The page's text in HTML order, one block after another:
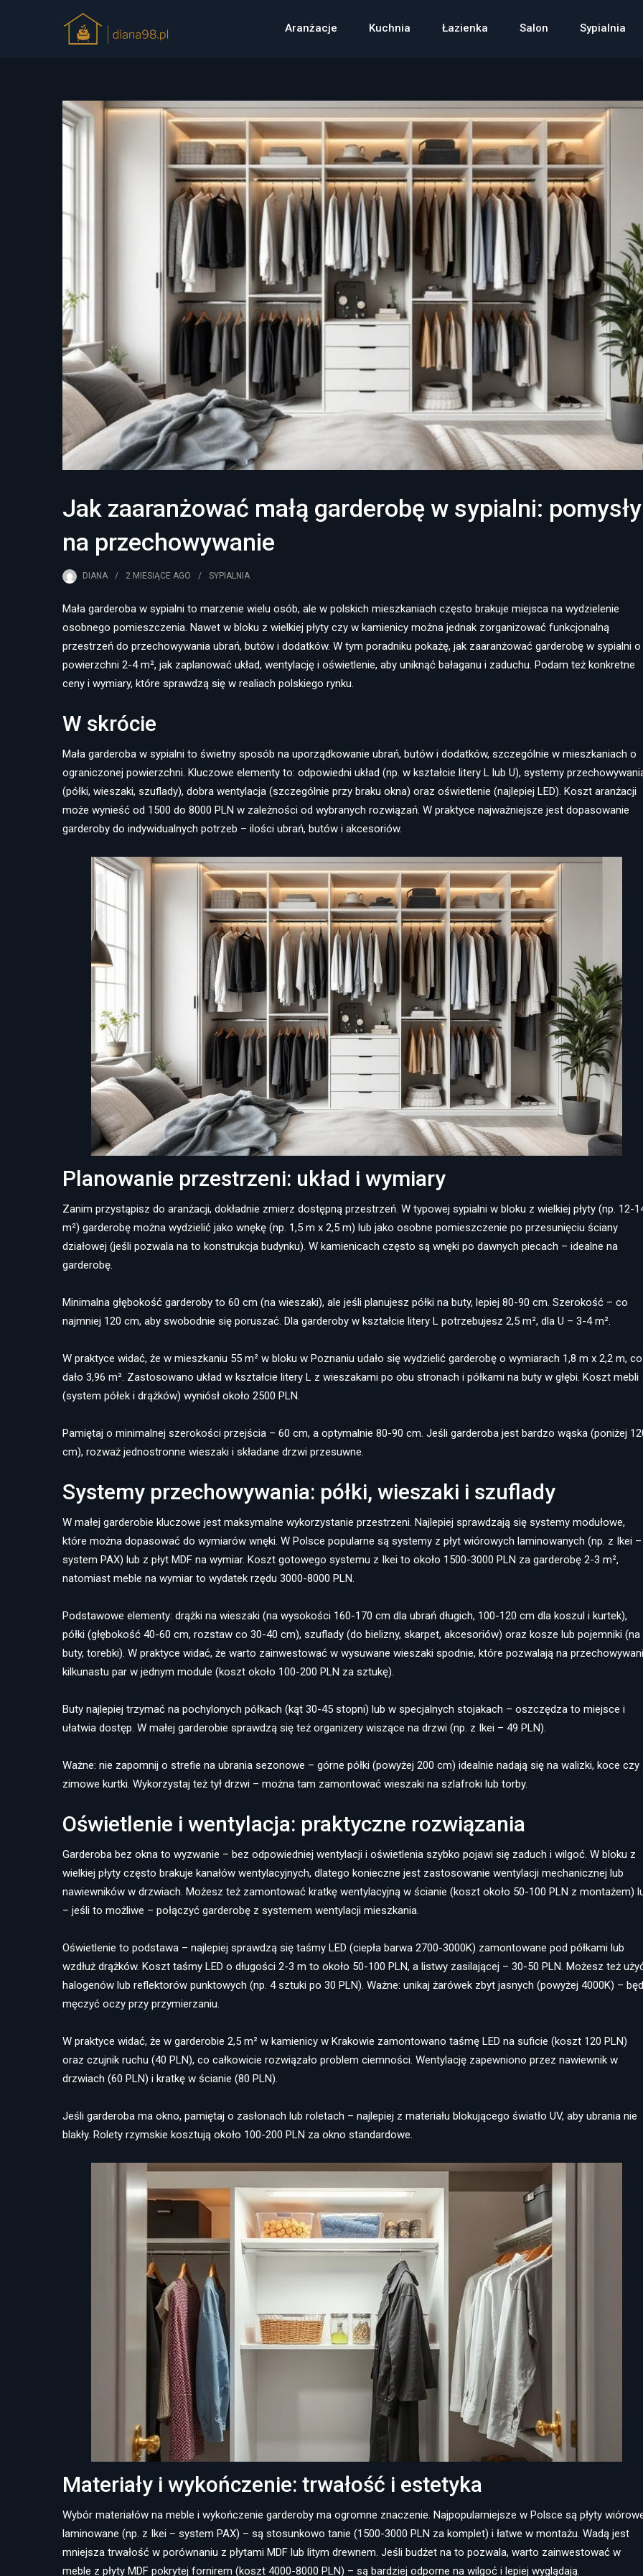
Aranżacje Kuchnia Łazienka Salon Sypialnia
Jak zaaranżować małą garderobę w sypialni: pomysły
na przechowywanie
DIANA 2 MIESIĄCE AGO SYPIALNIA
Mała garderoba w sypialni to marzenie wielu osób, ale w polskich mieszkaniach często brakuje miejsca na wydzielenie
osobnego pomieszczenia. Nawet w bloku z wielkiej płyty czy w kamienicy można jednak zorganizować funkcjonalną
przestrzeń do przechowywania ubrań, butów i dodatków. W tym poradniku pokażę, jak zaaranżować garderobę w sypialni o
powierzchni 2-4 m², jak zaplanować układ, wentylację i oświetlenie, aby uniknąć bałaganu i zaduchu. Podam też konkretne
ceny i wymiary, które sprawdzą się w realiach polskiego rynku.
W skrócie
Mała garderoba w sypialni to świetny sposób na uporządkowanie ubrań, butów i dodatków, szczególnie w mieszkaniach o
ograniczonej powierzchni. Kluczowe elementy to: odpowiedni układ (np. w kształcie litery L lub U), systemy
(półki, wieszaki, szuflady), dobra wentylacja (szczególnie przy braku okna) oraz oświetlenie (najlepiej LED). Koszt aranżacji
może wynieść od 1500 do 8000 PLN w zależności od wybranych rozwiązań. W praktyce najważniejsze jest dopasowanie
garderoby do indywidualnych potrzeb – ilości ubrań, butów i akcesoriów.
Planowanie przestrzeni: układ i wymiary
Zanim przystąpisz do aranżacji, dokładnie zmierz dostępną przestrzeń. W typowej sypialni w bloku z wielkiej płyty (np. 12-
m²) garderobę można wydzielić jako wnękę (np. 1,5 m x 2,5 m) lub jako osobne pomieszczenie po przesunięciu ściany
działowej (jeśli pozwala na to konstrukcja budynku). W kamienicach często są wnęki po dawnych piecach – idealne na
garderobę.
Minimalna głębokość garderoby to 60 cm (na wieszaki), ale jeśli planujesz półki na buty, lepiej 80-90 cm. Szerokość – co
najmniej 120 cm, aby swobodnie się poruszać. Dla garderoby w kształcie litery L potrzebujesz 2,5 m², dla U – 3-4 m².
W praktyce widać, że w mieszkaniu 55 m² w bloku w Poznaniu udało się wydzielić garderobę o wymiarach 1,8 m x 2,2 m, co
dało 3,96 m². Zastosowano układ w kształcie litery L z wieszakami po obu stronach i półkami na buty w głębi. Koszt mebli
(system półek i drążków) wyniósł około 2500 PLN.
Pamiętaj o minimalnej szerokości przejścia – 60 cm, a optymalnie 80-90 cm. Jeśli garderoba jest bardzo wąska (poniżej
cm), rozważ jednostronne wieszaki i składane drzwi przesuwne.
Systemy przechowywania: półki, wieszaki i szuflady
W małej garderobie kluczowe jest maksymalne wykorzystanie przestrzeni. Najlepiej sprawdzają się systemy modułowe,
które można dopasować do wymiarów wnęki. W Polsce popularne są systemy z płyt wiórowych laminowanych (np. z Ikei –
system PAX) lub z płyt MDF na wymiar. Koszt gotowego systemu z Ikei to około 1500-3000 PLN za garderobę 2-3 m²,
natomiast meble na wymiar to wydatek rzędu 3000-8000 PLN.
Podstawowe elementy: drążki na wieszaki (na wysokości 160-170 cm dla ubrań długich, 100-120 cm dla koszul i kurtek),
półki (głębokość 40-60 cm, rozstaw co 30-40 cm), szuflady (do bielizny, skarpet, akcesoriów) oraz kosze lub pojemniki (na
buty, torebki). W praktyce widać, że warto zainwestować w wysuwane wieszaki spodnie, które pozwalają na
kilkunastu par w jednym module (koszt około 100-200 PLN za sztukę).
Buty najlepiej trzymać na pochylonych półkach (kąt 30-45 stopni) lub w specjalnych stojakach – oszczędza to miejsce i
ułatwia dostęp. W małej garderobie sprawdzą się też organizery wiszące na drzwi (np. z Ikei – 49 PLN).
Ważne: nie zapomnij o strefie na ubrania sezonowe – górne półki (powyżej 200 cm) idealnie nadają się na walizki, koce czy
zimowe kurtki. Wykorzystaj też tył drzwi – można tam zamontować wieszaki na szlafroki lub torby.
Oświetlenie i wentylacja: praktyczne rozwiązania
Garderoba bez okna to wyzwanie – bez odpowiedniej wentylacji i oświetlenia szybko pojawi się zaduch i wilgoć. W bloku z
wielkiej płyty często brakuje kanałów wentylacyjnych, dlatego konieczne jest zastosowanie wentylacji mechanicznej lub
nawiewników w drzwiach. Możesz też zamontować kratkę wentylacyjną w ścianie (koszt około 50-100 PLN z montażem)
– jeśli to możliwe – połączyć garderobę z systemem wentylacji mieszkania.
Oświetlenie to podstawa – najlepiej sprawdzą się taśmy LED (ciepła barwa 2700-3000K) zamontowane pod półkami lub
wzdłuż drążków. Koszt taśmy LED o długości 2-3 m to około 50-100 PLN, a listwy zasilającej – 30-50 PLN. Możesz też
halogenów lub reflektorów punktowych (np. 4 sztuki po 30 PLN). Ważne: unikaj żarówek zbyt jasnych (powyżej 4000K) –
męczyć oczy przy przymierzaniu.
W praktyce widać, że w garderobie 2,5 m² w kamienicy w Krakowie zamontowano taśmę LED na suficie (koszt 120 PLN)
oraz czujnik ruchu (40 PLN), co całkowicie rozwiązało problem ciemności. Wentylację zapewniono przez nawiewnik w
drzwiach (60 PLN) i kratkę w ścianie (80 PLN).
Jeśli garderoba ma okno, pamiętaj o zasłonach lub roletach – najlepiej z materiału blokującego światło UV, aby ubrania nie
blakły. Rolety rzymskie kosztują około 100-200 PLN za okno standardowe.
Materiały i wykończenie: trwałość i estetyka
Wybór materiałów na meble i wykończenie garderoby ma ogromne znaczenie. Najpopularniejsze w Polsce są płyty
laminowane (np. z Ikei – system PAX) – są stosunkowo tanie (1500-3000 PLN za komplet) i łatwe w montażu. Wadą jest
mniejsza trwałość w porównaniu z płytami MDF lub litym drewnem. Jeśli budżet na to pozwala, warto zainwestować w
meble z płyty MDF pokrytej fornirem (koszt 4000-8000 PLN) – są bardziej odporne na wilgoć i lepiej wyglądają.